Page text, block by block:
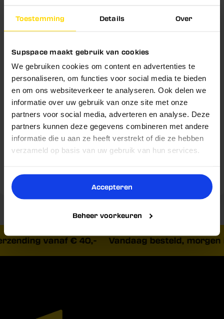
Toestemming Details Over
Supspace maakt gebruik van cookies
We gebruiken cookies om content en advertenties te
personaliseren, om functies voor social media te bieden
en om ons websiteverkeer te analyseren. Ook delen we
informatie over uw gebruik van onze site met onze
partners voor social media, adverteren en analyse. Deze
partners kunnen deze gegevens combineren met andere
informatie die u aan ze heeft verstrekt of die ze hebben
verzameld op basis van uw gebruik van hun services.
Accepteren
Beheer voorkeuren
Verrijkt met 50 mg AstraGin voor de opname
Hydraterende drank voor elk moment van de dag, op
smaken
Voedingswaarden
Gebruik & Dosering
Reviews
vanaf € 40,- Vandaag besteld, morgen
Belangrijke vraag!
Wil jij nooit meer een goede deal missen én
profiteren van5% korting op je volgende
aankoop?
Ja Nee
Schrijf je nu in en ontvang
Blijf op de hoogte van nieuwe producten,
slimme tips en exclusieve kortingen.
Voornaam
Email
Nu inschrijven